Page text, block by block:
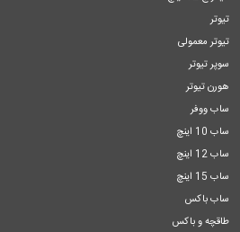
تیوتر
تیوتر معمولی
سوپر تیوتر
هورن تیوتر
ساب ووفر
ساب 10 اینچ
ساب 12 اینچ
ساب 15 اینچ
ساب باکس
طاقچه و باکس